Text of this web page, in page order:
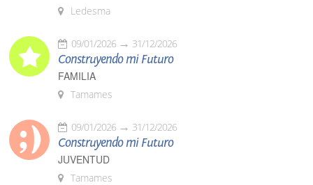
Ledesma
09/01/2026 31/12/2026
Construyendo mi Futuro
FAMILIA
Tamames
09/01/2026 31/12/2026
Construyendo mi Futuro
JUVENTUD
Tamames